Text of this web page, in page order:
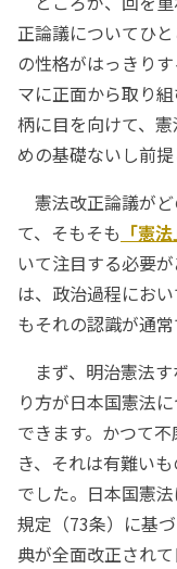
正論議についてひ
の性格がはっきり
マに正面から取り
柄に目を向けて、
めの基礎ないし前提
憲法改正論議が
て、そもそも 「憲法
いて注目する必要
は、政治過程にお
もそれの認識が通常
まず、明治憲法
り方が日本国憲法
できます。かつて
き、それは有難い
でした。日本国憲
規定（73条）に基
典が全面改正され